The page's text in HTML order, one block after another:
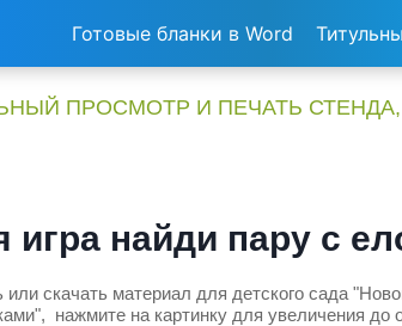
Готовые бланки в Word
ПРОСМОТР И ПЕЧАТЬ СТЕНДА,
игра найди пару с
или скачать материал для детского сада
нажмите на картинку для увеличения до